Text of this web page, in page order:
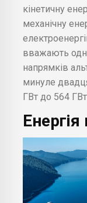
кінетичну
механічну
вважають
напрямків
минуле
ГВт до 564 ГВт.